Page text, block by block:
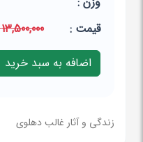
قيمت :
13,500,000 ریال
زندگی و آثار غالب دهلوی